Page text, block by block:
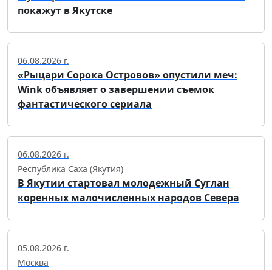
покажут в Якутске
06.08.2026 г.
«Рыцари Сорока Островов» опустили меч:
Wink объявляет о завершении съемок
фантастического сериала
06.08.2026 г.
Республика Саха (Якутия)
В Якутии стартовал молодежный Суглан
коренных малочисленных народов Севера
05.08.2026 г.
Москва